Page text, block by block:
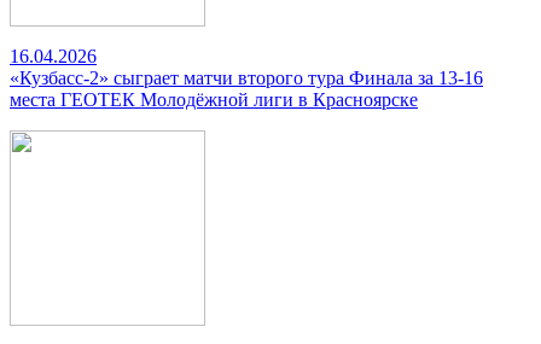
16.04.2026
«Кузбасс-2» сыграет матчи второго тура Финала за 13-16
места ГЕОТЕК Молодёжной лиги в Красноярске